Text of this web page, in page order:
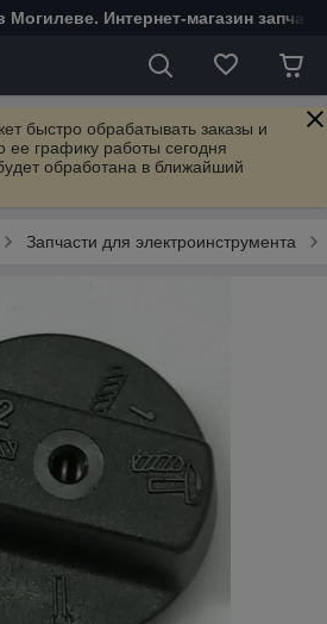
Могилеве. Интернет-магазин
быстро обрабатывать заказы и
ее графику работы сегодня
обработана в ближайший
Запчасти для электроинструмента